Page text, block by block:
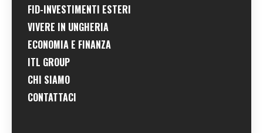
FID-INVESTIMENTI ESTERI
VIVERE IN UNGHERIA
ECONOMIA E FINANZA
ITL GROUP
CHI SIAMO
CONTATTACI